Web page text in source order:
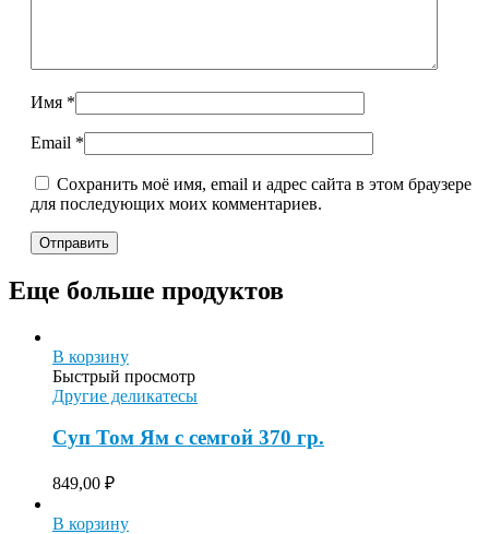
Имя *
Email *
Сохранить моё имя, email и адрес сайта в этом браузере
для последующих моих комментариев.
Еще больше продуктов
В корзину
Быстрый просмотр
Другие деликатесы
Суп Том Ям с семгой 370 гр.
849,00 ₽
В корзину